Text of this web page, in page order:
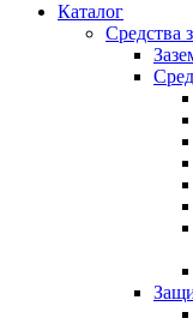
Каталог
Средства